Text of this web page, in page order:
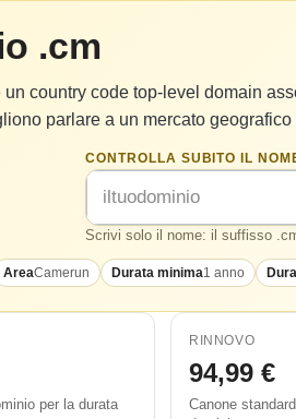
.cm
un country code top-level domain
parlare a un mercato
CONTROLLA SUBITO IL
Scrivi solo il nome: il suffisso
AreaCamerun Durata minima1 anno
per la durata
RINNOVO
94,99 €
Canone